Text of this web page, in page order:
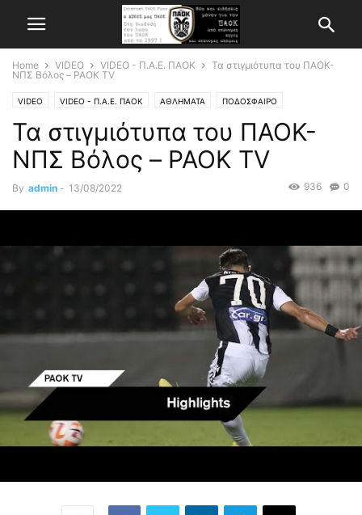
Home VIDEO VIDEO - Π.Α.Ε. ΠΑΟΚ
Τα στιγμιότυπα του ΠΑΟΚ-
ΝΠΣ Βόλος – PAOK TV
VIDEO VIDEO - Π.Α.Ε. ΠΑΟΚ ΑΘΛΗΜΑΤΑ ΠΟΔΟΣΦΑΙΡΟ
Τα στιγμιότυπα του ΠΑΟΚ-
ΝΠΣ Βόλος – PAOK TV
By admin - 13/08/2022 0
936